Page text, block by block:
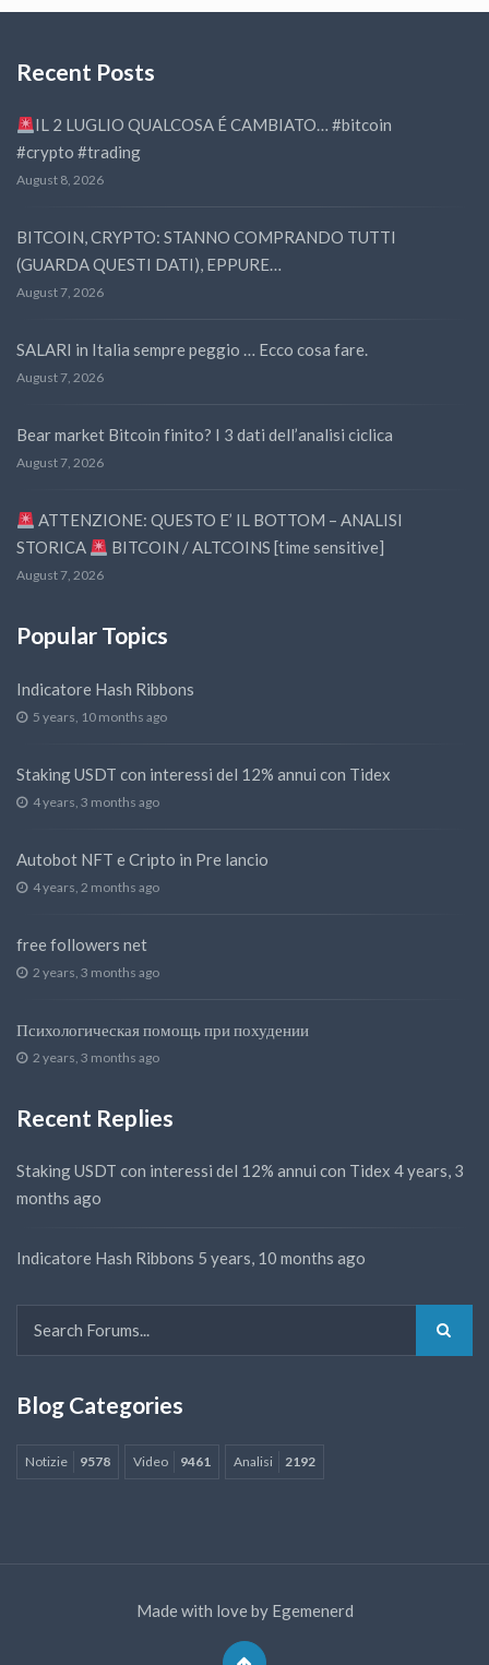
Recent Posts
IL 2 LUGLIO QUALCOSA É CAMBIATO… #bitcoin
#crypto #trading
August 8, 2026
BITCOIN, CRYPTO: STANNO COMPRANDO TUTTI
(GUARDA QUESTI DATI), EPPURE…
August 7, 2026
SALARI in Italia sempre peggio … Ecco cosa fare.
August 7, 2026
Bear market Bitcoin finito? I 3 dati dell’analisi ciclica
August 7, 2026
ATTENZIONE: QUESTO E’ IL BOTTOM – ANALISI
STORICA
BITCOIN / ALTCOINS [time sensitive]
August 7, 2026
Popular Topics
Indicatore Hash Ribbons
5 years, 10 months ago
Staking USDT con interessi del 12% annui con Tidex
4 years, 3 months ago
Autobot NFT e Cripto in Pre lancio
4 years, 2 months ago
free followers net
2 years, 3 months ago
Психологическая помощь при похудении
2 years, 3 months ago
Recent Replies
Staking USDT con interessi del 12% annui con Tidex 4 years, 3
months ago
Indicatore Hash Ribbons 5 years, 10 months ago
Blog Categories
Notizie 9578 Video 9461 Analisi 2192
Made with love by Egemenerd